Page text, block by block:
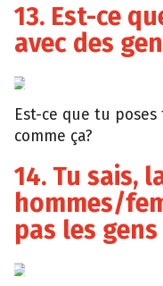
13. Est-ce
avec des
Giphy
Est-ce que tu
comme ça?
14. Tu sais,
hommes/
pas les
Giphy